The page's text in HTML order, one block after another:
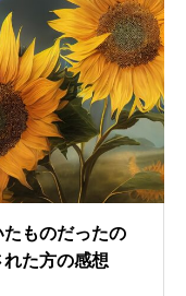
たものだったの
た方の感想